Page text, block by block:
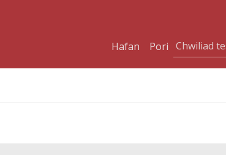
Hafan
Pori